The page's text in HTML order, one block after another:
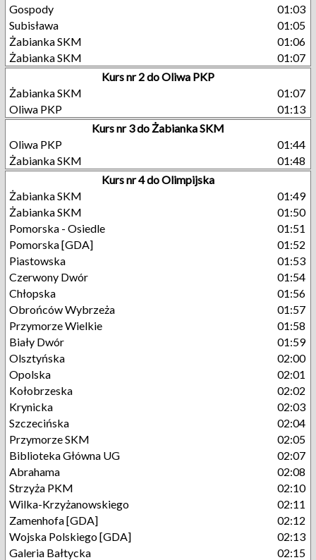
Gospody
01:03
Subisława
01:05
Żabianka SKM
01:06
Żabianka SKM
01:07
Kurs nr 2 do Oliwa PKP
Żabianka SKM
01:07
Oliwa PKP
01:13
Kurs nr 3 do Żabianka SKM
Oliwa PKP
01:44
Żabianka SKM
01:48
Kurs nr 4 do Olimpijska
Żabianka SKM
01:49
Żabianka SKM
01:50
Pomorska - Osiedle
01:51
Pomorska [GDA]
01:52
Piastowska
01:53
Czerwony Dwór
01:54
Chłopska
01:56
Obrońców Wybrzeża
01:57
Przymorze Wielkie
01:58
Biały Dwór
01:59
Olsztyńska
02:00
Opolska
02:01
Kołobrzeska
02:02
Krynicka
02:03
Szczecińska
02:04
Przymorze SKM
02:05
Biblioteka Główna UG
02:07
Abrahama
02:08
Strzyża PKM
02:10
Wilka-Krzyżanowskiego
02:11
Zamenhofa [GDA]
02:12
Wojska Polskiego [GDA]
02:13
Galeria Bałtycka
02:15